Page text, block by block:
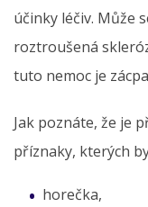
účinky léčiv. Může
roztroušená
tuto nemoc je
Jak poznáte, že je
příznaky, kterých
horečka,